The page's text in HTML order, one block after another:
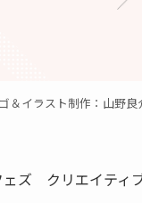
＆イラスト制作：山野
ズ クリエイティ